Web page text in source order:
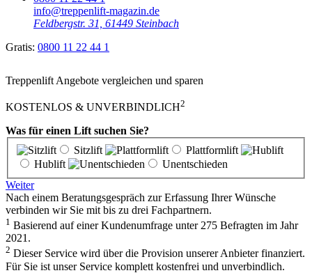
info@treppenlift-magazin.de
Feldbergstr. 31, 61449 Steinbach
Gratis: 0800 11 22 44 1
Treppenlift Angebote vergleichen und sparen
KOSTENLOS & UNVERBINDLICH2
Was für einen Lift suchen Sie?
Sitzlift
Plattformlift
Hublift
Unentschieden
Weiter
Nach einem Beratungsgespräch zur Erfassung Ihrer Wünsche
verbinden wir Sie mit bis zu drei Fachpartnern.
1 Basierend auf einer Kundenumfrage unter 275 Befragten im Jahr
2021.
2 Dieser Service wird über die Provision unserer Anbieter finanziert.
Für Sie ist unser Service komplett kostenfrei und unverbindlich.